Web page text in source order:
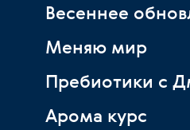
Весеннее
Меняю мир
Пребиотики с
Арома курс